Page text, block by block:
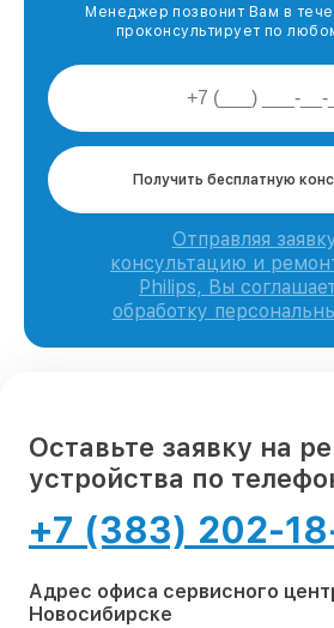
Менеджер позвонит Вам в
проконсультирует по
Получить бесплатную
Отправляя
консультацию и
Philips, Вы
обработку
Оставьте заявку на
устройства по
+7 (383) 202-
Адрес офиса сервисного
Новосибирске